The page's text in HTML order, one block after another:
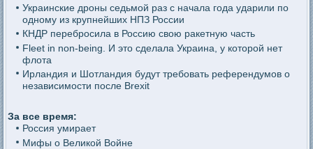
Украинские дроны седьмой раз с начала года ударили по
одному из крупнейших НПЗ России
КНДР перебросила в Россию свою ракетную часть
Fleet in non-being. И это сделала Украина, у которой нет
флота
Ирландия и Шотландия будут требовать референдумов о
независимости после Brexit
За все время:
Россия умирает
Мифы о Великой Войне